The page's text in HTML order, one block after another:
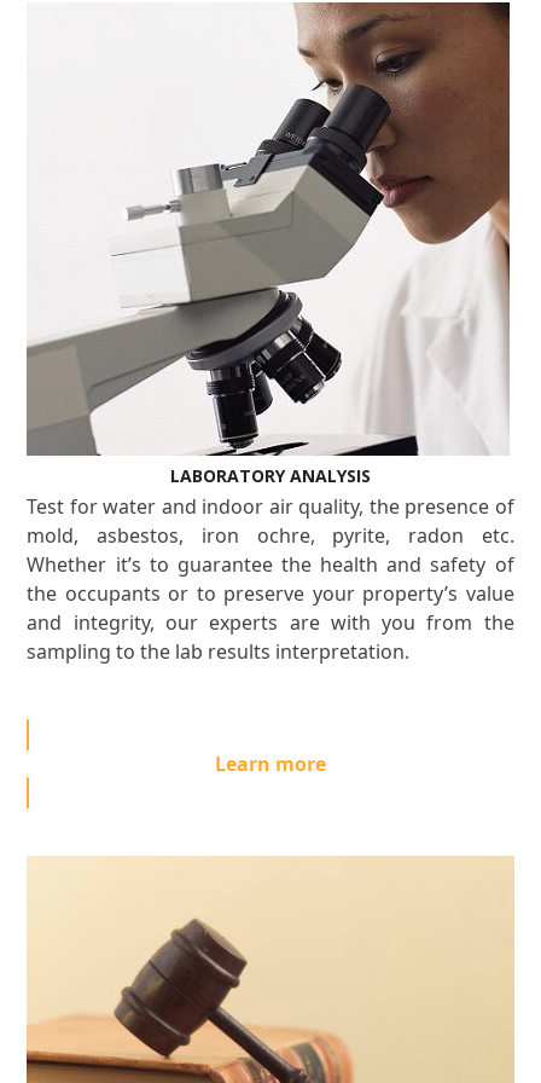
LABORATORY ANALYSIS
Test for water and indoor air quality, the presence of
mold, asbestos, iron ochre, pyrite, radon etc.
Whether it’s to guarantee the health and safety of
the occupants or to preserve your property’s value
and integrity, our experts are with you from the
sampling to the lab results interpretation.
Learn more